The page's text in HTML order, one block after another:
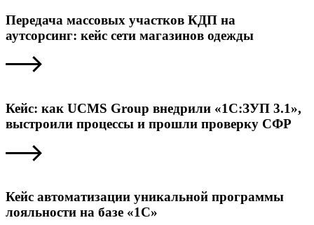
Передача массовых участков КДП на
аутсорсинг: кейс сети магазинов одежды
Кейс: как UCMS Group внедрили «1С:ЗУП 3.1»,
выстроили процессы и прошли проверку СФР
Кейс автоматизации уникальной программы
лояльности на базе «1С»